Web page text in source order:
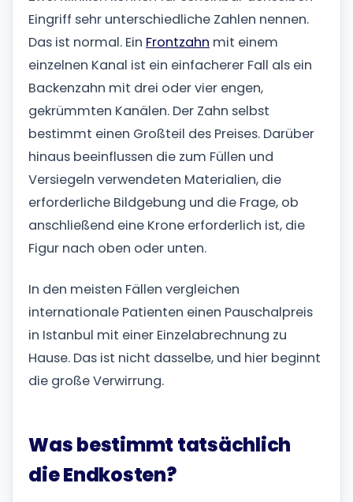
Eingriff sehr unterschiedliche Zahlen nennen.
Das ist normal. Ein Frontzahn mit einem
einzelnen Kanal ist ein einfacherer Fall als ein
Backenzahn mit drei oder vier engen,
gekrümmten Kanälen. Der Zahn selbst
bestimmt einen Großteil des Preises. Darüber
hinaus beeinflussen die zum Füllen und
Versiegeln verwendeten Materialien, die
erforderliche Bildgebung und die Frage, ob
anschließend eine Krone erforderlich ist, die
Figur nach oben oder unten.
In den meisten Fällen vergleichen
internationale Patienten einen Pauschalpreis
in Istanbul mit einer Einzelabrechnung zu
Hause. Das ist nicht dasselbe, und hier beginnt
die große Verwirrung.
Was bestimmt tatsächlich
die Endkosten?